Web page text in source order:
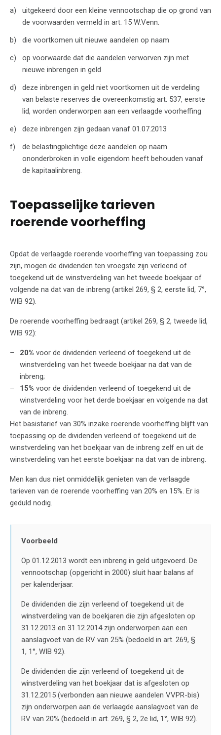
uitgekeerd door een kleine vennootschap die op grond van
de voorwaarden vermeld in art. 15 W.Venn.
die voortkomen uit nieuwe aandelen op naam
op voorwaarde dat die aandelen verworven zijn met
nieuwe inbrengen in geld
deze inbrengen in geld niet voortkomen uit de verdeling
van belaste reserves die overeenkomstig art. 537, eerste
lid, worden onderworpen aan een verlaagde voorheffing
deze inbrengen zijn gedaan vanaf 01.07.2013
de belastingplichtige deze aandelen op naam
ononderbroken in volle eigendom heeft behouden vanaf
de kapitaalinbreng.
Toepasselijke tarieven
roerende voorheffing
Opdat de verlaagde roerende voorheffing van toepassing zou
zijn, mogen de dividenden ten vroegste zijn verleend of
toegekend uit de winstverdeling van het tweede boekjaar of
volgende na dat van de inbreng (artikel 269, § 2, eerste lid, 7°,
WIB 92).
De roerende voorheffing bedraagt (artikel 269, § 2, tweede lid,
WIB 92):
20% voor de dividenden verleend of toegekend uit de
winstverdeling van het tweede boekjaar na dat van de
inbreng;
15% voor de dividenden verleend of toegekend uit de
winstverdeling voor het derde boekjaar en volgende na dat
van de inbreng.
Het basistarief van 30% inzake roerende voorheffing blijft van
toepassing op de dividenden verleend of toegekend uit de
winstverdeling van het boekjaar van de inbreng zelf en uit de
winstverdeling van het eerste boekjaar na dat van de inbreng.
Men kan dus niet onmiddellijk genieten van de verlaagde
tarieven van de roerende voorheffing van 20% en 15%. Er is
geduld nodig.
Voorbeeld
Op 01.12.2013 wordt een inbreng in geld uitgevoerd. De
vennootschap (opgericht in 2000) sluit haar balans af
per kalenderjaar.
De dividenden die zijn verleend of toegekend uit de
winstverdeling van de boekjaren die zijn afgesloten op
31.12.2013 en 31.12.2014 zijn onderworpen aan een
aanslagvoet van de RV van 25% (bedoeld in art. 269, §
1, 1°, WIB 92).
De dividenden die zijn verleend of toegekend uit de
winstverdeling van het boekjaar dat is afgesloten op
31.12.2015 (verbonden aan nieuwe aandelen VVPR-bis)
zijn onderworpen aan de verlaagde aanslagvoet van de
RV van 20% (bedoeld in art. 269, § 2, 2e lid, 1°, WIB 92).